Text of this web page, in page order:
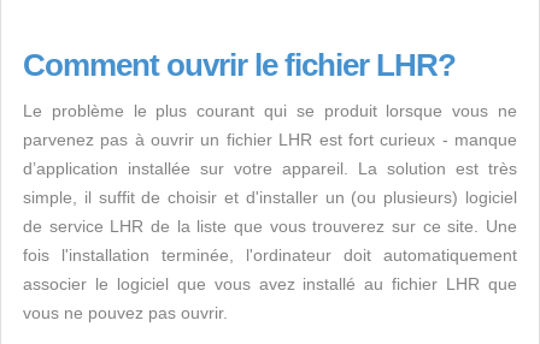
Comment ouvrir le fichier LHR?
Le problème le plus courant qui se produit lorsque vous ne
parvenez pas à ouvrir un fichier LHR est fort curieux - manque
d’application installée sur votre appareil. La solution est très
simple, il suffit de choisir et d'installer un (ou plusieurs) logiciel
de service LHR de la liste que vous trouverez sur ce site. Une
fois l'installation terminée, l'ordinateur doit automatiquement
associer le logiciel que vous avez installé au fichier LHR que
vous ne pouvez pas ouvrir.